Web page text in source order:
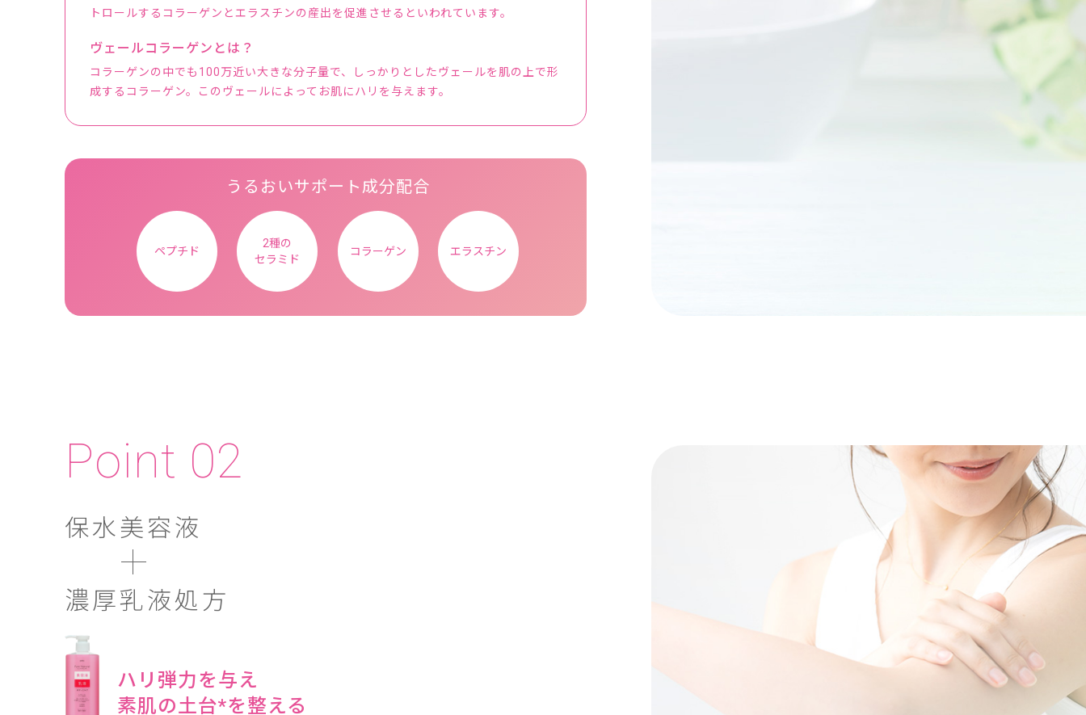
トロールするコラーゲンとエラスチンの産出を促進させるといわれています。
ヴェールコラーゲンとは？
コラーゲンの中でも100万近い大きな分子量で、しっかりとしたヴェールを肌の上で形
成するコラーゲン。このヴェールによってお肌にハリを与えます。
うるおいサポート成分配合
ペプチド
2種の
セラミド
コラーゲン エラスチン
Point 02
保水美容液
濃厚乳液処方
ハリ弾力を与え
素肌の土台*を整える